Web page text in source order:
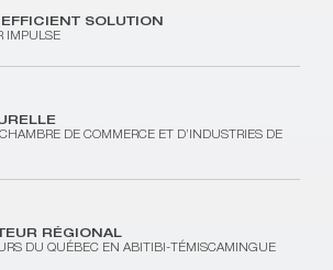
SOLUTION
IMPULSE
DE COMMERCE ET D’INDUSTRIES DE
RÉGIONAL
DU QUÉBEC EN ABITIBI-TÉMISCAMINGUE